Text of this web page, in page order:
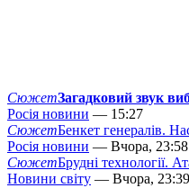
СюжетЗагадковий звук
Росія новини — 15:27
СюжетБенкет генералів.
Росія новини — Вчора, 23:58
СюжетБрудні технології.
Новини світу — Вчора, 23:39